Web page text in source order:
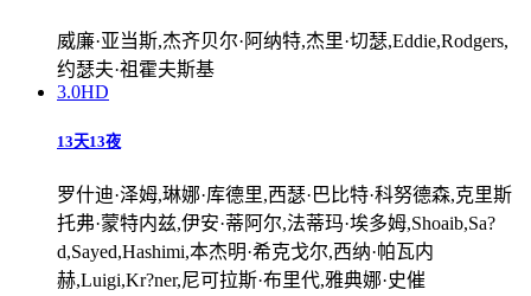
威廉·亚当斯,杰齐贝尔·阿纳特,杰里·切瑟,Eddie,Rodgers,
约瑟夫·祖霍夫斯基
3.0HD
13天13夜
罗什迪·泽姆,琳娜·库德里,西瑟·巴比特·科努德森,克里斯
托弗·蒙特内兹,伊安·蒂阿尔,法蒂玛·埃多姆,Shoaib,Sa?
d,Sayed,Hashimi,本杰明·希克戈尔,西纳·帕瓦内
赫,Luigi,Kr?ner,尼可拉斯·布里代,雅典娜·史催